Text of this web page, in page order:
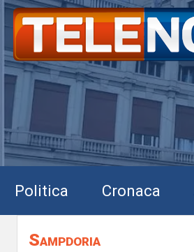
Politica Cronaca
Sampdoria